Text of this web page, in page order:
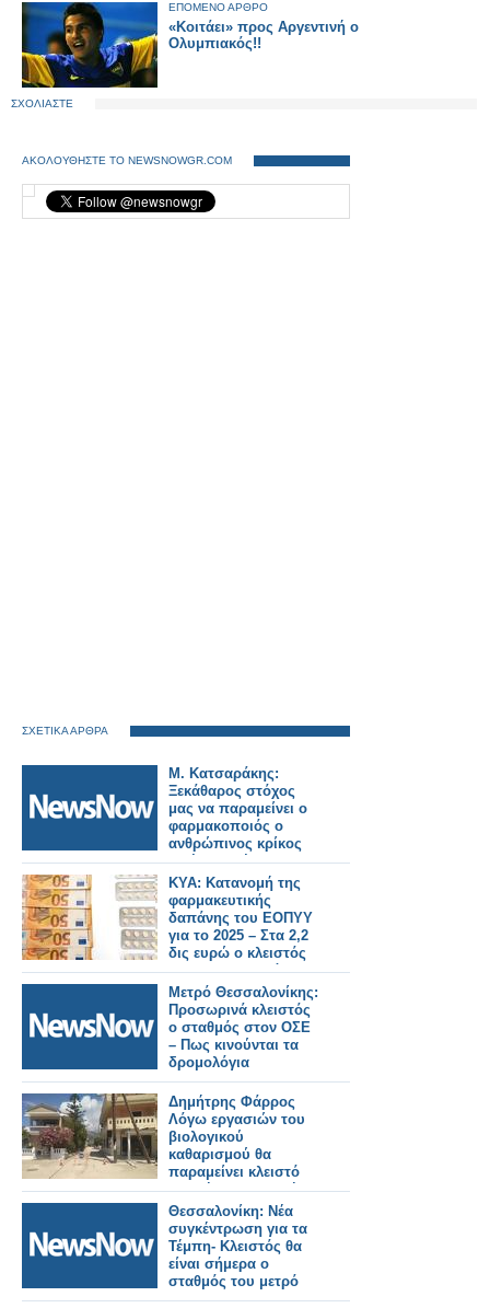
ΕΠΟΜΕΝΟ ΑΡΘΡΟ
«Κοιτάει» προς Αργεντινή ο
Ολυμπιακός!!
ΣΧΟΛΙΑΣΤΕ
ΑΚΟΛΟΥΘΗΣΤΕ ΤΟ NEWSNOWGR.COM
ΣΧΕΤΙΚΑ ΑΡΘΡΑ
Μ. Κατσαράκης:
Ξεκάθαρος στόχος
μας να παραμείνει ο
φαρμακοποιός ο
ανθρώπινος κρίκος
σε ένα ολοένα πιο
ψηφιακό σύστημα
υγείας
ΚΥΑ: Κατανομή της
φαρμακευτικής
δαπάνης του ΕΟΠΥΥ
για το 2025 – Στα 2,2
δις ευρώ ο κλειστός
προϋπολογισμός
Μετρό Θεσσαλονίκης:
Προσωρινά κλειστός
ο σταθμός στον ΟΣΕ
– Πως κινούνται τα
δρομολόγια
Δημήτρης Φάρρος
Λόγω εργασιών του
βιολογικού
καθαρισμού θα
παραμείνει κλειστό
για σήμερα, το τμήμα
του δρόμου από την
διασταύρωση Μύτικα
- Κανδήλας μέχρι την
εκκλησία.
Θεσσαλονίκη: Νέα
συγκέντρωση για τα
Τέμπη- Κλειστός θα
είναι σήμερα ο
σταθμός του μετρό
στον ΟΣΕ